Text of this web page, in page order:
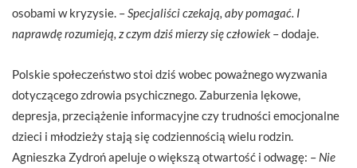
osobami w kryzysie. – Specjaliści czekają, aby pomagać. I
naprawdę rozumieją, z czym dziś mierzy się człowiek – dodaje.
Polskie społeczeństwo stoi dziś wobec poważnego wyzwania
dotyczącego zdrowia psychicznego. Zaburzenia lękowe,
depresja, przeciążenie informacyjne czy trudności emocjonalne
dzieci i młodzieży stają się codziennością wielu rodzin.
Agnieszka Zydroń apeluje o większą otwartość i odwagę: – Nie